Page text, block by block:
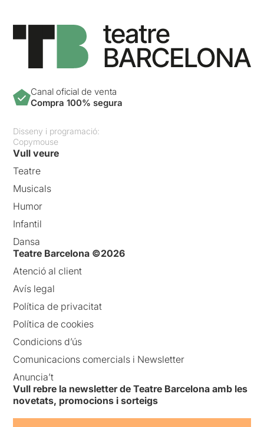
Canal oficial de venta
Compra 100% segura
Disseny i programació:
Copymouse
Vull veure
Teatre
Musicals
Humor
Infantil
Dansa
Teatre Barcelona ©2026
Atenció al client
Avís legal
Política de privacitat
Política de cookies
Condicions d’ús
Comunicacions comercials i Newsletter
Anuncia’t
Vull rebre la newsletter de Teatre Barcelona amb les
novetats, promocions i sorteigs